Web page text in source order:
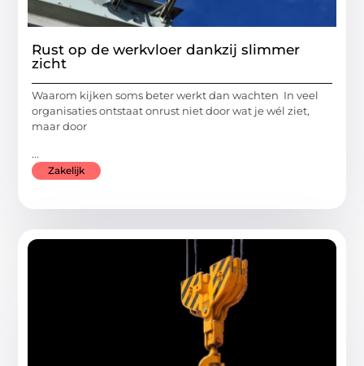
Rust op de werkvloer dankzij slimmer
zicht
Waarom kijken soms beter werkt dan wachten In veel
organisaties ontstaat onrust niet door wat je wél ziet,
maar door
...
Zakelijk